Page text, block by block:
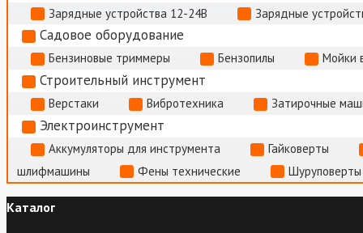
Зарядные устройства 12-24В Зарядные
Садовое оборудование
Бензиновые триммеры Бензопилы Мойки
Строительный инструмент
Верстаки Вибротехника Затирочные
Электроинструмент
Аккумуляторы для инструмента
Гайковерты
шлифмашины
Фены технические
Каталог